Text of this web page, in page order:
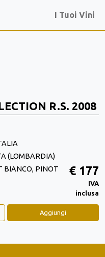
I Tuoi Vini
R.S. 2008
(LOMBARDIA)
BIANCO, PINOT
€ 177
IVA
inclusa
Aggiungi